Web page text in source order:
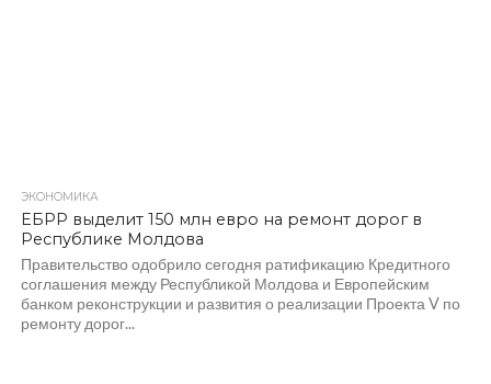
ЭКОНОМИКА
ЕБРР выделит 150 млн евро на ремонт дорог в
Республике Молдова
Правительство одобрило сегодня ратификацию Кредитного
соглашения между Республикой Молдова и Европейским
банком реконструкции и развития о реализации Проекта V по
ремонту дорог...